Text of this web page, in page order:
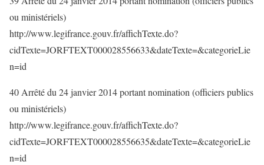
ou ministériels)
http://www.legifrance.gouv.fr/affichTexte.do?
cidTexte=JORFTEXT000028556633&dateTexte=&categorieLie
n=id
40 Arrêté du 24 janvier 2014 portant nomination (officiers publics
ou ministériels)
http://www.legifrance.gouv.fr/affichTexte.do?
cidTexte=JORFTEXT000028556635&dateTexte=&categorieLie
n=id